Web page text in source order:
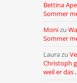
Bettina
Sommer
Monizu
Sommer
Laura zu
Christoph
weil er das